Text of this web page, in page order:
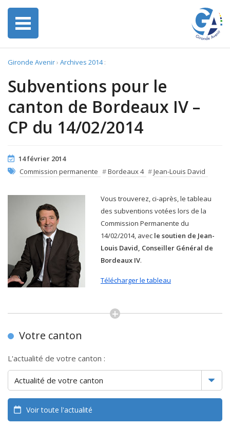
Gironde Avenir› Archives 2014:
Subventions pour le
canton de Bordeaux IV –
CP du 14/02/2014
14 février 2014
Commission permanente #Bordeaux 4 #Jean-Louis David
Vous trouverez, ci-après, le tableau
des subventions votées lors de la
Commission Permanente du
14/02/2014, avec le soutien de Jean-
Louis David, Conseiller Général de
Bordeaux IV.
Télécharger le tableau
Votre canton
L'actualité de votre canton :
Voir toute l'actualité